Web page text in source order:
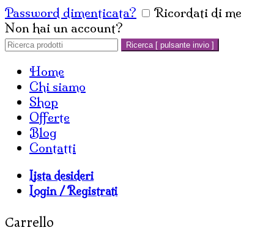
Password dimenticata?
Ricordati di me
Non hai un account?
Cerca:
Ricerca [ pulsante invio ]
Home
Chi siamo
Shop
Offerte
Blog
Contatti
Lista desideri
Login / Registrati
Carrello